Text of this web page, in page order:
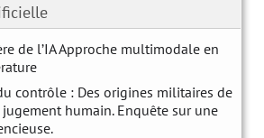
de l’IA Approche multimodale en
contrôle : Des origines militaires de
humain. Enquête sur une